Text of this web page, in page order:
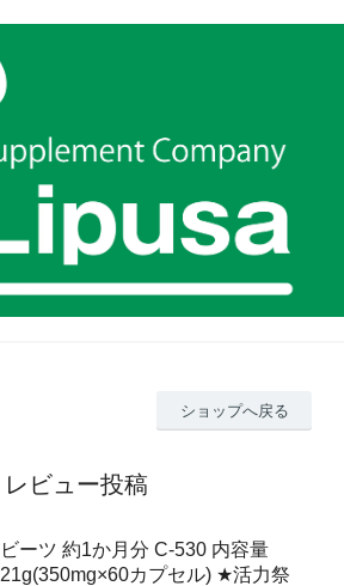
ショップへ戻る
レビュー投稿
ビーツ 約1か月分 C-530 内容量
21g(350mg×60カプセル) ★活力祭